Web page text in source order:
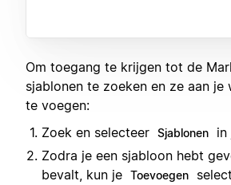
Om toegang te krijgen tot de
sjablonen te zoeken en ze aan je
te voegen:
Zoek en selecteer Sjablonen
in
Zodra je een sjabloon hebt
bevalt, kun je Toevoegen